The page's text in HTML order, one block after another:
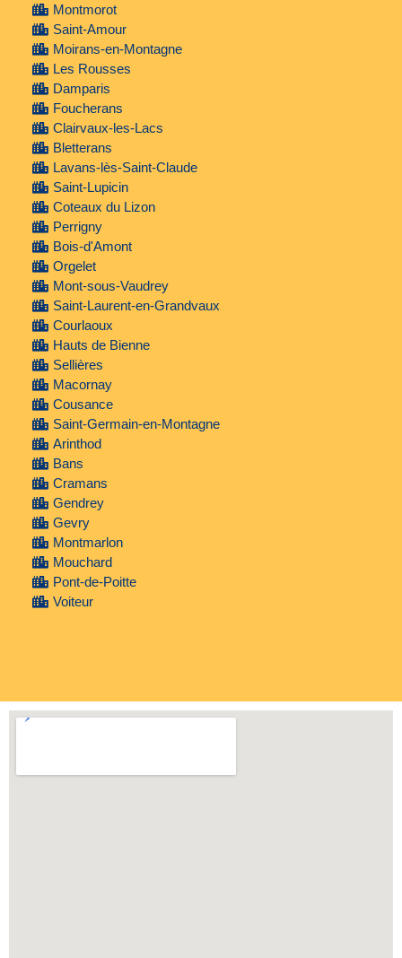
Montmorot
Saint-Amour
Moirans-en-Montagne
Les Rousses
Damparis
Foucherans
Clairvaux-les-Lacs
Bletterans
Lavans-lès-Saint-Claude
Saint-Lupicin
Coteaux du Lizon
Perrigny
Bois-d'Amont
Orgelet
Mont-sous-Vaudrey
Saint-Laurent-en-Grandvaux
Courlaoux
Hauts de Bienne
Sellières
Macornay
Cousance
Saint-Germain-en-Montagne
Arinthod
Bans
Cramans
Gendrey
Gevry
Montmarlon
Mouchard
Pont-de-Poitte
Voiteur